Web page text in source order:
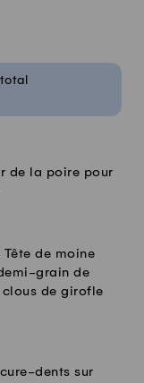
de la poire pour
de moine
grain de
clous de girofle
dents sur